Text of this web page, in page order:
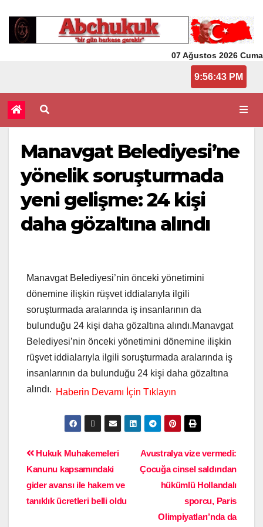
07 Ağustos 2026 Cuma
9:56:43 PM
Manavgat Belediyesi’ne
yönelik soruşturmada
yeni gelişme: 24 kişi
daha gözaltına alındı
Manavgat Belediyesi’nin önceki yönetimini
dönemine ilişkin rüşvet iddialarıyla ilgili
soruşturmada aralarında iş insanlarının da
bulunduğu 24 kişi daha gözaltına alındı.Manavgat
Belediyesi’nin önceki yönetimini dönemine ilişkin
rüşvet iddialarıyla ilgili soruşturmada aralarında iş
insanlarının da bulunduğu 24 kişi daha gözaltına
alındı.
Avustralya vize vermedi:
Çocuğa cinsel saldırıdan
hükümlü Hollandalı
sporcu, Paris
Olimpiyatları’nda da
Hukuk Muhakemeleri
Kanunu kapsamındaki
gider avansı ile hakem ve
tanıklık ücretleri belli oldu